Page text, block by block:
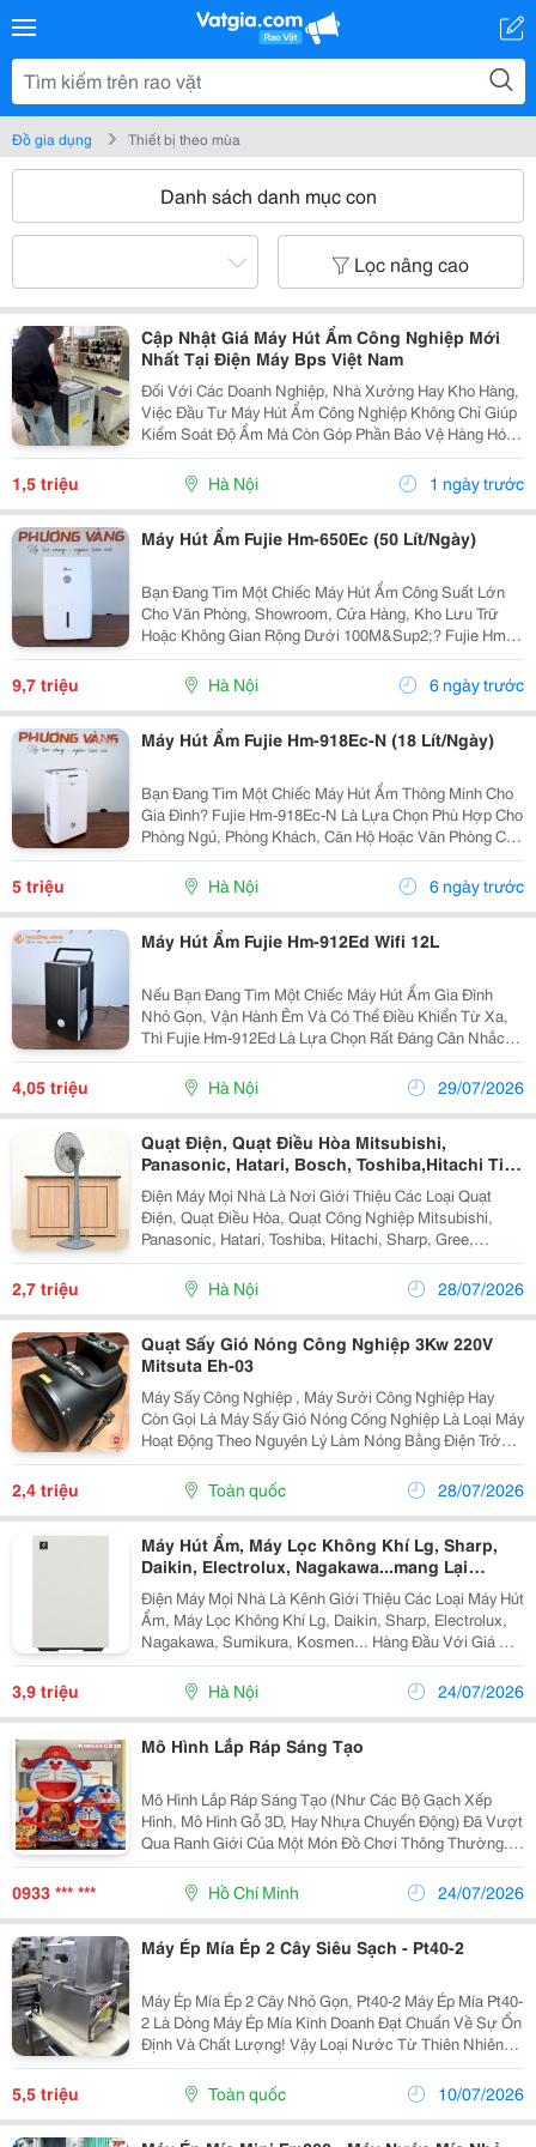
Đồ gia dụng Thiết bị theo mùa
Danh sách danh mục con
Lọc nâng cao
Cập Nhật Giá Máy Hút Ẩm Công Nghiệp Mới
Nhất Tại Điện Máy Bps Việt Nam
Đối Với Các Doanh Nghiệp, Nhà Xưởng Hay Kho Hàng,
Việc Đầu Tư Máy Hút Ẩm Công Nghiệp Không Chỉ Giúp
Kiểm Soát Độ Ẩm Mà Còn Góp Phần Bảo Vệ Hàng Hóa,
Máy Móc Và Duy Trì Chất Lượng Sản Phẩm. Tuy Nhiên,
Giá Máy Hút Ẩm Công Nghiệp Trên Thị Trường Có Sự...
1,5 triệu Hà Nội 1 ngày trước
Máy Hút Ẩm Fujie Hm-650Ec (50 Lít/Ngày)
Bạn Đang Tìm Một Chiếc Máy Hút Ẩm Công Suất Lớn
Cho Văn Phòng, Showroom, Cửa Hàng, Kho Lưu Trữ
Hoặc Không Gian Rộng Dưới 100M&Sup2;? Fujie Hm-
650Ec Là Model Được Nhiều Khách Hàng Lựa Chọn
Nhờ Khả Năng Hút Ẩm Mạnh Mẽ, Vận Hành Ổn Định Và
Tiết Kiệm Chi...
9,7 triệu Hà Nội 6 ngày trước
Máy Hút Ẩm Fujie Hm-918Ec-N (18 Lít/Ngày)
Bạn Đang Tìm Một Chiếc Máy Hút Ẩm Thông Minh Cho
Gia Đình? Fujie Hm-918Ec-N Là Lựa Chọn Phù Hợp Cho
Phòng Ngủ, Phòng Khách, Căn Hộ Hoặc Văn Phòng Có
Diện Tích 20&Ndash;50M&Sup2;. Thông Số Nổi Bật: -
Công Suất Hút Ẩm 18 Lít/Ngày. - Điều Khiển Từ...
5 triệu Hà Nội 6 ngày trước
Máy Hút Ẩm Fujie Hm-912Ed Wifi 12L
Nếu Bạn Đang Tìm Một Chiếc Máy Hút Ẩm Gia Đình
Nhỏ Gọn, Vận Hành Êm Và Có Thể Điều Khiển Từ Xa,
Thì Fujie Hm-912Ed Là Lựa Chọn Rất Đáng Cân Nhắc.
Ưu Điểm Nổi Bật: - Hút Ẩm 12 Lít/Ngày, Phù Hợp Phòng
12&Ndash;18M&Sup2;. - Kết Nối Wifi, Điều...
4,05 triệu Hà Nội 29/07/2026
Quạt Điện, Quạt Điều Hòa Mitsubishi,
Panasonic, Hatari, Bosch, Toshiba,Hitachi Tiện
Nghi Cuộc Sống
Điện Máy Mọi Nhà Là Nơi Giới Thiệu Các Loại Quạt
Điện, Quạt Điều Hòa, Quạt Công Nghiệp Mitsubishi,
Panasonic, Hatari, Toshiba, Hitachi, Sharp, Gree,
Daichio...hàng Đầu Với Đa Dạng Các Sản Phẩm, Giá Cả
Hợp Lý, Vận Chuyển Và Lắp Đặt Nhanh Chóng Mang...
2,7 triệu Hà Nội 28/07/2026
Quạt Sấy Gió Nóng Công Nghiệp 3Kw 220V
Mitsuta Eh-03
Máy Sấy Công Nghiệp , Máy Sưởi Công Nghiệp Hay
Còn Gọi Là Máy Sấy Gió Nóng Công Nghiệp Là Loại Máy
Hoạt Động Theo Nguyên Lý Làm Nóng Bằng Điện Trở
Hoặc Dầu Diesel. Với Cách Sử Dụng Vận Hành Rất Đơn
Giản Chỉ Việc Cắm Điện Và Điều Chỉnh Công Tắc
Nhiệt...
2,4 triệu Toàn quốc 28/07/2026
Máy Hút Ẩm, Máy Lọc Không Khí Lg, Sharp,
Daikin, Electrolux, Nagakawa...mang Lại
Không Khí An Lành Cho Gia Đình
Điện Máy Mọi Nhà Là Kênh Giới Thiệu Các Loại Máy Hút
Ẩm, Máy Lọc Không Khí Lg, Daikin, Sharp, Electrolux,
Nagakawa, Sumikura, Kosmen... Hàng Đầu Với Giá Cả
Hợp Lý, Vận Chuyển Và Lắp Đặt Nhanh Chóng Mang
Đến Cho Khách Hàng Sự Tiên Lợi Nhất. Máy...
3,9 triệu Hà Nội 24/07/2026
Mô Hình Lắp Ráp Sáng Tạo
Mô Hình Lắp Ráp Sáng Tạo (Như Các Bộ Gạch Xếp
Hình, Mô Hình Gỗ 3D, Hay Nhựa Chuyển Động) Đã Vượt
Qua Ranh Giới Của Một Món Đồ Chơi Thông Thường.
Đó Là Hành Trình Biến Những Mảnh Ghép Rời Rạc
Thành Tác Phẩm Nghệ Thuật, Mở Ra Thế Giới Giải Trí
Đầy Mê...
0933 *** *** Hồ Chí Minh 24/07/2026
Máy Ép Mía Ép 2 Cây Siêu Sạch - Pt40-2
Máy Ép Mía Ép 2 Cây Nhỏ Gọn, Pt40-2 Máy Ép Mía Pt40-
2 Là Dòng Máy Ép Mía Kinh Doanh Đạt Chuẩn Về Sự Ổn
Định Và Chất Lượng! Vậy Loại Nước Từ Thiên Nhiên
Thì Sao Nhỉ? Nước Ép Mí A Là 1 Trong Những Lựa
Chọn Tuyệt Vời Vừa Ngon - Bổ - Rẻ, Vừa Tăng...
5,5 triệu Toàn quốc 10/07/2026